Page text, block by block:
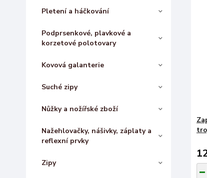
Pletení a háčkování
Podprsenkové, plavkové a
korzetové polotovary
Kovová galanterie
Suché zipy
Nůžky a nožířské zboží
Nažehlovačky, nášivky, záplaty a
reflexní prvky
Zipy